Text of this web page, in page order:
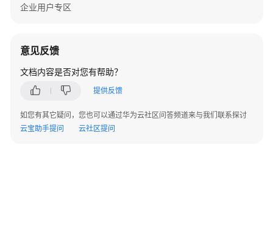
费
励
推
计
划
企业用户专区
意见反馈
文档内容是否对您有帮助？
提供反馈
如您有其它疑问，您也可以通过华为云社区问答频道来与我们联系探讨
云宝助手提问
云社区提问